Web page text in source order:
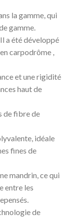
la gamme, qui
gamme.
a été développé
carpodrôme ,
et une rigidité
haut de
de fibre de
idéale
fines de
mandrin, ce qui
entre les
de